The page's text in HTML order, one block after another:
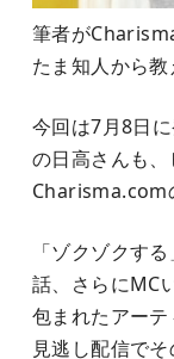
筆者が
たま知人から
今回は7月8日
の日高さんも
Charisma.com
「ゾクゾクす
話、さらにMC
包まれたアーテ
見逃し配信でそ